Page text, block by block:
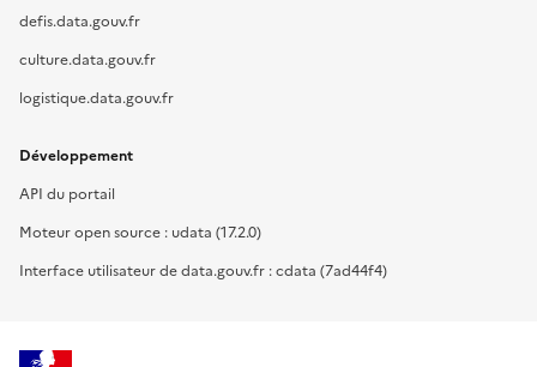
defis.data.gouv.fr
culture.data.gouv.fr
logistique.data.gouv.fr
Développement
API du portail
Moteur open source : udata (17.2.0)
Interface utilisateur de data.gouv.fr : cdata (7ad44f4)